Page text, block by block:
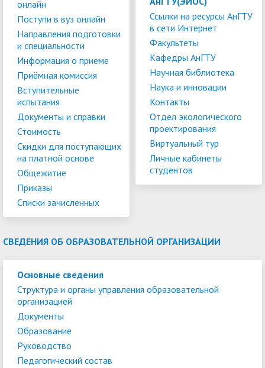
онлайн
Поступи в вуз онлайн
Направления подготовки
и специальности
Информация о приеме
Приёмная комиссия
Вступительные
испытания
Документы и справки
Стоимость
Скидки для поступающих
на платной основе
Общежитие
Приказы
Списки зачисленных
Ссылки на ресурсы АнГТУ
в сети Интернет
Факультеты
Кафедры АнГТУ
Научная библиотека
Наука и инновации
Контакты
Отдел экологического
проектирования
Виртуальный тур
Личные кабинеты
студентов
СВЕДЕНИЯ ОБ ОБРАЗОВАТЕЛЬНОЙ ОРГАНИЗАЦИИ
Основные сведения
Структура и органы управления образовательной
организацией
Документы
Образование
Руководство
Педагогический состав